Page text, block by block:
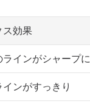
ス効果
ラインがシャープに
ンがすっきり